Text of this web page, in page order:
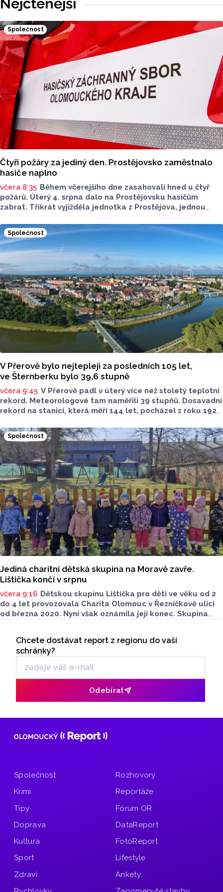
v kategorii: Dlouhodobý přínos v oblasti životního
prostředí.
Společnost
Čtyři požáry za jediný den. Prostějovsko zaměstnalo
hasiče naplno
včera 8:35 Během včerejšího dne zasahovali hned u čtyř
požárů. Úterý 4. srpna dalo na Prostějovsku hasičům
zabrat. Třikrát vyjížděla jednotka z Prostějova, jednou
události se naštěstí obešly bez zranění osob.
Společnost
V Přerově bylo nejtepleji za posledních 105 let,
ve Šternberku bylo 39,6 stupně
včera 9:45 V Přerově padl v úterý více než stoletý teplotní
rekord. Meteorologové tam naměřili 39 stupňů. Dosavadní
rekord na stanici, která měří 144 let, pocházel z roku 1921
z ostravského pracoviště Českého
hydrometeorologického ústavu (ČHMÚ). Téměř stoletý
rekord padl také v Olomouci. Nejvyšší teplota v kraji však
byla dnes naměřena ve Šternberku na Olomoucku a to
39,6 stupňů. Absolutní dosavadní rekordy padly na řadě
dalších stanic Olomouckého kraje.
Společnost
Jediná charitní dětská skupina na Moravě zavře.
Lištička končí v srpnu
včera 9:16 Dětskou skupinu Lištička pro děti ve věku od 2
do 4 let provozovala Charita Olomouc v Řezníčkově ulici
od března 2020. Nyní však oznámila její konec. Skupina
za šesti dynamickými lety.
Odběr newsletteru
Chcete dostávat report z regionu do vaší
schránky?
Odebírat
Společnost
Krimi
Tipy
Doprava
Kultura
Sport
Zdraví
Rozhovory
Reportáže
Fórum OR
DataReport
FotoReport
Lifestyle
Ankety